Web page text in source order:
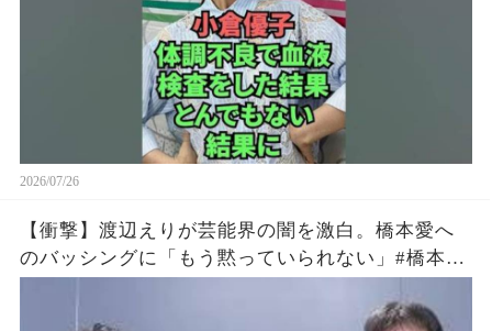
2026/07/26
【衝撃】渡辺えりが芸能界の闇を激白。橋本愛へ
のバッシングに「もう黙っていられない」#橋本愛